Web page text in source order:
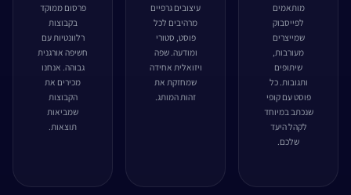
מותאמים
לפייסבוק
שמייצרים
מעורבות,
שיתופים
ותגובות. כל
פוסט עם קופי
שנכתב במיוחד
לקהל היעד
שלכם.
עיצובים גרפיים
מרהיבים לכל
פוסט, סטורי
ומודעה. שפה
ויזואלית אחידה
שמחזקת את
זהות המותג.
פרסום ממוקד
בקבוצות
רלוונטיות עם
חשיפה אורגנית
גבוהה. אנחנו
מכירים את
הקבוצות
שמביאות
תוצאות.